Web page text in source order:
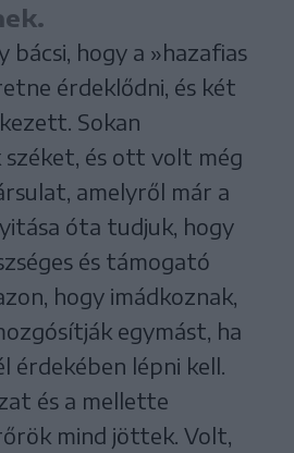
bácsi, hogy a »hazafias
érdeklődni, és két
Sokan
és ott volt még
amelyről már a
óta tudjuk, hogy
és támogató
hogy imádkoznak,
egymást, ha
érdekében lépni kell.
és a mellette
mind jöttek. Volt,